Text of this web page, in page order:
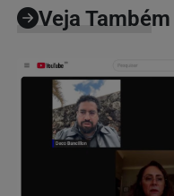
Veja Também